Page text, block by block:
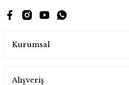
Kurumsal
Alışveriş